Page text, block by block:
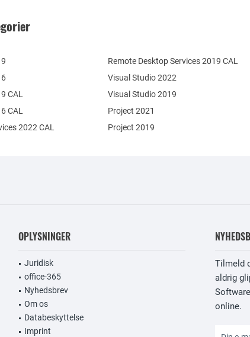
2022 CAL
Remote Desktop Services 2019 CAL
CAL
CAL
Visual Studio 2022
Visual Studio 2019
Project 2021
Project 2019
OPLYSNINGER
Juridisk
office-365
Nyhedsbrev
Om os
Databeskyttelse
Imprint
Tilmeld
aldrig
online.